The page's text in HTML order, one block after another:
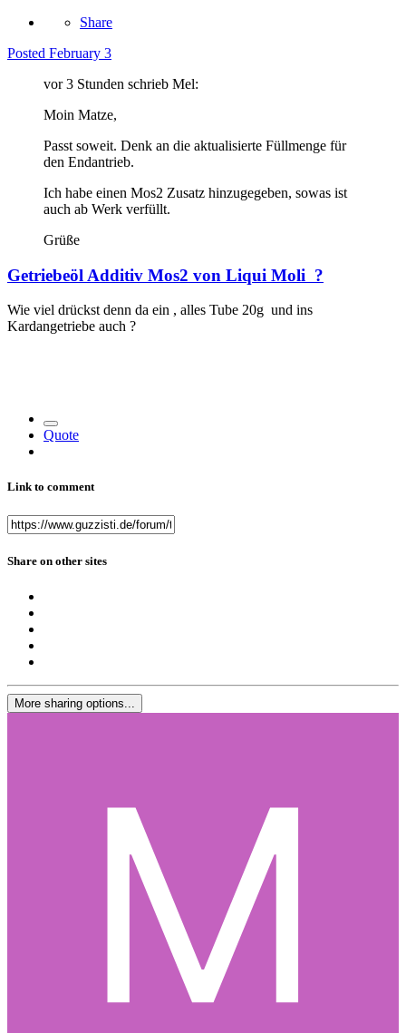
Share
Posted February 3
vor 3 Stunden schrieb Mel:
Moin Matze,
Passt soweit. Denk an die aktualisierte Füllmenge für
den Endantrieb.
Ich habe einen Mos2 Zusatz hinzugegeben, sowas ist
auch ab Werk verfüllt.
Grüße
Getriebeöl Additiv Mos2 von Liqui Moli ?
Wie viel drückst denn da ein , alles Tube 20g und ins
Kardangetriebe auch ?
Quote
Link to comment
Share on other sites
More sharing options...